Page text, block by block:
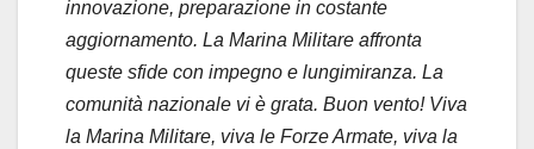
innovazione, preparazione in costante
aggiornamento. La Marina Militare affronta
queste sfide con impegno e lungimiranza. La
comunità nazionale vi è grata. Buon vento! Viva
la Marina Militare, viva le Forze Armate, viva la